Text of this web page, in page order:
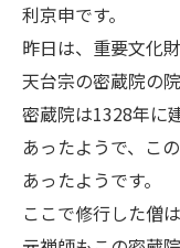
利京申です。
昨日は、重要文化
天台宗の密蔵院の
密蔵院は1328年に
あったようで、こ
あったようです。
ここで修行した僧